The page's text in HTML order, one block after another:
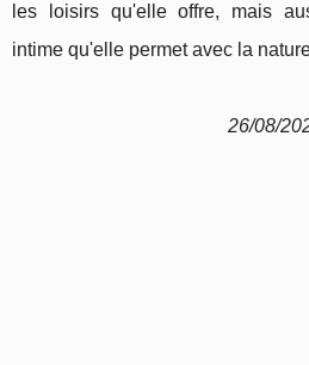
les loisirs qu'elle offre, mais
intime qu'elle permet avec la
26/08/